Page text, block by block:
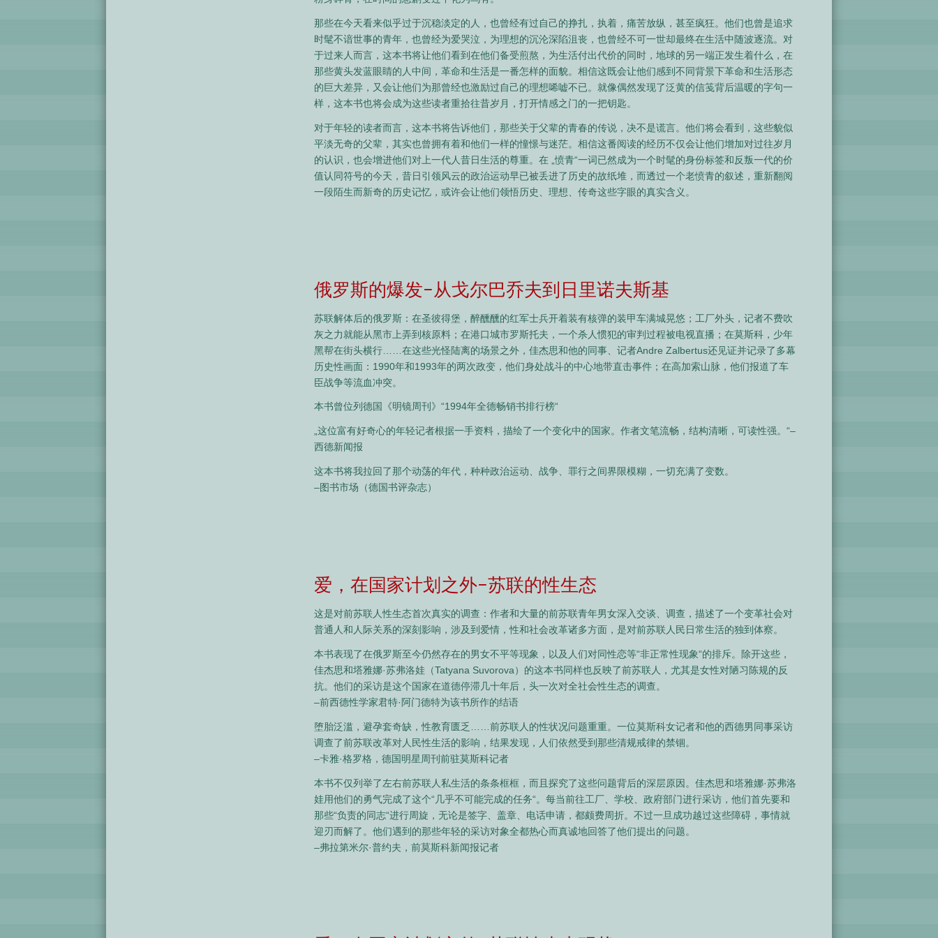
那些在今天看来似乎过于沉稳淡定的人，也曾经有过自己的挣扎，执着，痛苦放纵，甚至疯狂。他们也曾是追求
时髦不谙世事的青年，也曾经为爱哭泣，为理想的沉沦深陷沮丧，也曾经不可一世却最终在生活中随波逐流。对
于过来人而言，这本书将让他们看到在他们备受煎熬，为生活付出代价的同时，地球的另一端正发生着什么，在
那些黄头发蓝眼睛的人中间，革命和生活是一番怎样的面貌。相信这既会让他们感到不同背景下革命和生活形态
的巨大差异，又会让他们为那曾经也激励过自己的理想唏嘘不已。就像偶然发现了泛黄的信笺背后温暖的字句一
样，这本书也将会成为这些读者重拾往昔岁月，打开情感之门的一把钥匙。
对于年轻的读者而言，这本书将告诉他们，那些关于父辈的青春的传说，决不是谎言。他们将会看到，这些貌似
平淡无奇的父辈，其实也曾拥有着和他们一样的憧憬与迷茫。相信这番阅读的经历不仅会让他们增加对过往岁月
的认识，也会增进他们对上一代人昔日生活的尊重。在 „愤青“一词已然成为一个时髦的身份标签和反叛一代的价
值认同符号的今天，昔日引领风云的政治运动早已被丢进了历史的故纸堆，而透过一个老愤青的叙述，重新翻阅
一段陌生而新奇的历史记忆，或许会让他们领悟历史、理想、传奇这些字眼的真实含义。
俄罗斯的爆发–从戈尔巴乔夫到日里诺夫斯基
苏联解体后的俄罗斯：在圣彼得堡，醉醺醺的红军士兵开着装有核弹的装甲车满城晃悠；工厂外头，记者不费吹
灰之力就能从黑市上弄到核原料；在港口城市罗斯托夫，一个杀人惯犯的审判过程被电视直播；在莫斯科，少年
黑帮在街头横行……在这些光怪陆离的场景之外，佳杰思和他的同事、记者Andre Zalbertus还见证并记录了多幕
历史性画面：1990年和1993年的两次政变，他们身处战斗的中心地带直击事件；在高加索山脉，他们报道了车
臣战争等流血冲突。
本书曾位列德国《明镜周刊》“1994年全德畅销书排行榜“
„这位富有好奇心的年轻记者根据一手资料，描绘了一个变化中的国家。作者文笔流畅，结构清晰，可读性强。“–
西德新闻报
这本书将我拉回了那个动荡的年代，种种政治运动、战争、罪行之间界限模糊，一切充满了变数。
–图书市场（德国书评杂志）
爱，在国家计划之外–苏联的性生态
这是对前苏联人性生态首次真实的调查：作者和大量的前苏联青年男女深入交谈、调查，描述了一个变革社会对
普通人和人际关系的深刻影响，涉及到爱情，性和社会改革诸多方面，是对前苏联人民日常生活的独到体察。
本书表现了在俄罗斯至今仍然存在的男女不平等现象，以及人们对同性恋等“非正常性现象“的排斥。除开这些，
佳杰思和塔雅娜·苏弗洛娃（Tatyana Suvorova）的这本书同样也反映了前苏联人，尤其是女性对陋习陈规的反
抗。他们的采访是这个国家在道德停滞几十年后，头一次对全社会性生态的调查。
–前西德性学家君特·阿门德特为该书所作的结语
堕胎泛滥，避孕套奇缺，性教育匮乏……前苏联人的性状况问题重重。一位莫斯科女记者和他的西德男同事采访
调查了前苏联改革对人民性生活的影响，结果发现，人们依然受到那些清规戒律的禁锢。
–卡雅·格罗格，德国明星周刊前驻莫斯科记者
本书不仅列举了左右前苏联人私生活的条条框框，而且探究了这些问题背后的深层原因。佳杰思和塔雅娜·苏弗洛
娃用他们的勇气完成了这个“几乎不可能完成的任务“。每当前往工厂、学校、政府部门进行采访，他们首先要和
那些“负责的同志“进行周旋，无论是签字、盖章、电话申请，都颇费周折。不过一旦成功越过这些障碍，事情就
迎刃而解了。他们遇到的那些年轻的采访对象全都热心而真诚地回答了他们提出的问题。
–弗拉第米尔·普约夫，前莫斯科新闻报记者